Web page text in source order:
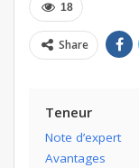
18
Share
Teneur
Note d’expert
Avantages